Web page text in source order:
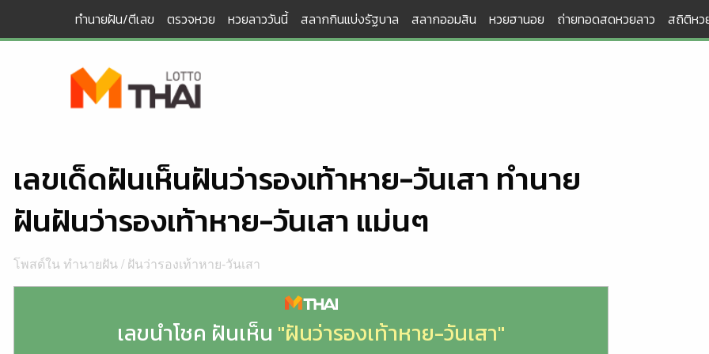
content
ทำนายฝัน/ตีเลข ตรวจหวย หวยลาววันนี้ สลากกินแบ่งรัฐบาล สลากออมสิน หวยฮานอย ถ่ายทอดสดหวยลาว สถิติหว
เลขเด็ดฝันเห็นฝันว่ารองเท้าหาย-วันเสา ทำนาย
ฝันฝันว่ารองเท้าหาย-วันเสา แม่นๆ
โพสต์ใน ทำนายฝัน/ ฝันว่ารองเท้าหาย-วันเสา
เลขนำโชค ฝันเห็น "ฝันว่ารองเท้าหาย-วันเสา"